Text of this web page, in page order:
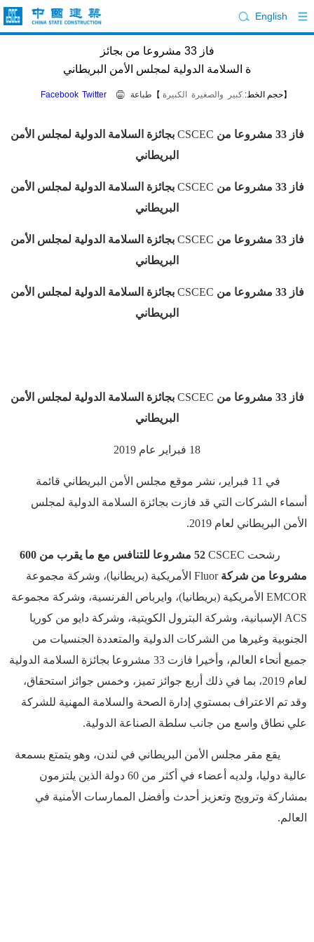
English
فاز 33 مشروعا من بجائز
ة السلامة الدولية لمجلس الأمن البريطاني
【حجم الخط: كبير والصغيرة الكبيرة 】 طباعة Facebook Twitter
فاز 33 مشروعا من CSCEC بجائزة السلامة الدولية لمجلس الأمن
البريطاني
فاز 33 مشروعا من CSCEC بجائزة السلامة الدولية لمجلس الأمن
البريطاني
فاز 33 مشروعا من CSCEC بجائزة السلامة الدولية لمجلس الأمن
البريطاني
فاز 33 مشروعا من CSCEC بجائزة السلامة الدولية لمجلس الأمن
البريطاني
فاز 33 مشروعا من CSCEC بجائزة السلامة الدولية لمجلس الأمن
البريطاني
18 فبراير عام 2019
في 11 فبراير، نشر موقع مجلس الأمن البريطاني قائمة
أسماء الشركات التي قد فازت بجائزة السلامة الدولية لمجلس
الأمن البريطاني لعام 2019.
رشحت CSCEC
52 مشروعا للتنافس مع ما يقرب من 600
مشروعا من شركةFluor الأمريكية (بريطانيا)، وشركة مجموعة
EMCOR الأمريكية (بريطانيا)، وايرباص الفرنسية، وشركة مجموعة
ACS الإسبانية، وشركة البترول الكويتية، وشركة دايو من كوريا
الجنوبية وغيرها من الشركات الدولية والمتعددة الجنسيات من
جميع أنحاء العالم، وأخيرا فازت 33 مشروعا بجائزة السلامة الدولية
لعام 2019، بما في ذلك أربع جوائز تميز، وخمس جوائز استحقاق،
وقد تم الاعتراف بمستوي إدارة الصحة والسلامة المهنية للشركة
علي نطاق واسع من جانب سلطة الصناعة الدولية.
يقع مقر مجلس الأمن البريطاني في لندن، وهو يتمتع بسمعة
عالية دوليا، ولديه أعضاء في أكثر من 60 دولة الذين يلتزمون
بمشاركة وترويج وتعزيز أحدث وأفضل الممارسات الأمنية في
العالم.